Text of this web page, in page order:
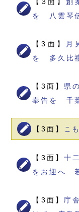
を 八雲琴
【3面】
月
を 多久比
【3面】 県
奉告を 千
【3面】 こ
【3面】十
をお迎へ
【3面】 庁